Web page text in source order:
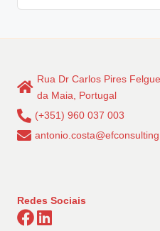
Rua Dr Carlos Pires
da Maia, Portugal
(+351) 960 037 003
Redes Sociais